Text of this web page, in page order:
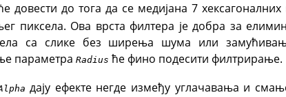
довести до тога да се медијана 7
пиксела. Ова врста филтера је добра за
са слике без ширења шума или
параметра Radius ће фино подесити филтрирање.
дају ефекте негде између углачавања и